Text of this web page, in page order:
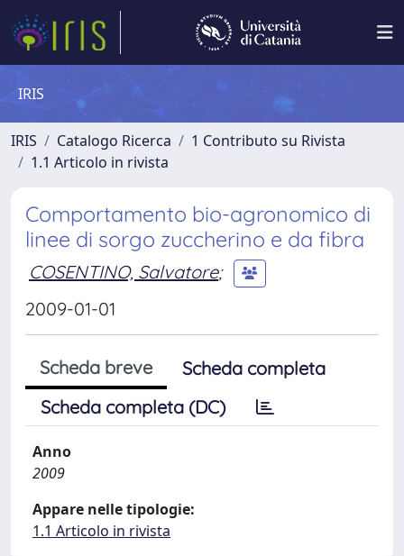
IRIS
IRIS Catalogo Ricerca
1 Contributo su Rivista
1.1 Articolo in rivista
Comportamento bio-agronomico di
linee di sorgo zuccherino e da fibra
COSENTINO, Salvatore;
2009-01-01
Scheda breve
Scheda completa
Scheda completa (DC)
Anno
2009
Appare nelle tipologie:
1.1 Articolo in rivista